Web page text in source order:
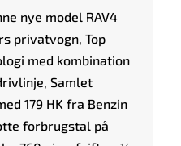
nye model RAV4
privatvogn, Top
med kombination
Samlet
179 HK fra Benzin
forbrugstal på